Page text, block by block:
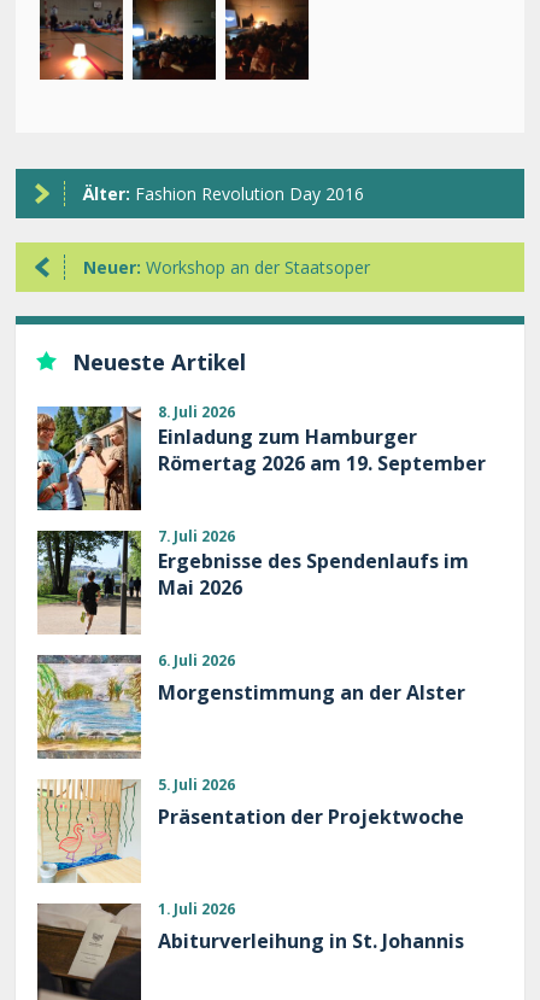
Älter: Fashion Revolution Day 2016
Neuer:Workshop an der Staatsoper
Neueste Artikel
8. Juli 2026
Einladung zum Hamburger
Römertag 2026 am 19. September
7. Juli 2026
Ergebnisse des Spendenlaufs im
Mai 2026
6. Juli 2026
Morgenstimmung an der Alster
5. Juli 2026
Präsentation der Projektwoche
1. Juli 2026
Abiturverleihung in St. Johannis